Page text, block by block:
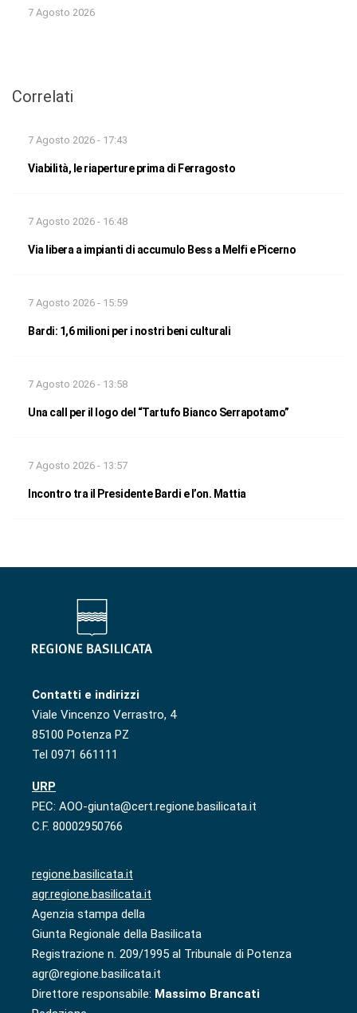
7 Agosto 2026
Correlati
7 Agosto 2026 - 17:43
Viabilità, le riaperture prima di Ferragosto
7 Agosto 2026 - 16:48
Via libera a impianti di accumulo Bess a Melfi e Picerno
7 Agosto 2026 - 15:59
Bardi: 1,6 milioni per i nostri beni culturali
7 Agosto 2026 - 13:58
Una call per il logo del “Tartufo Bianco Serrapotamo”
7 Agosto 2026 - 13:57
Incontro tra il Presidente Bardi e l’on. Mattia
Contatti e indirizzi
Viale Vincenzo Verrastro, 4
85100 Potenza PZ
Tel 0971 661111
URP
PEC: AOO-giunta@cert.regione.basilicata.it
C.F. 80002950766
regione.basilicata.it
agr.regione.basilicata.it
Agenzia stampa della
Giunta Regionale della Basilicata
Registrazione n. 209/1995 al Tribunale di Potenza
agr@regione.basilicata.it
Direttore responsabile: Massimo Brancati